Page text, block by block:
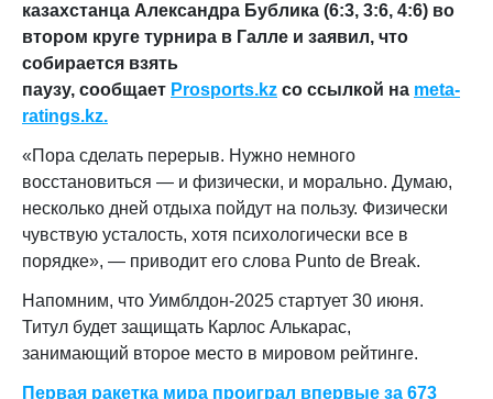
казахстанца Александра Бублика (6:3, 3:6, 4:6) во
втором круге турнира в Галле и заявил, что
собирается взять
паузу, сообщает Prosports.kz со ссылкой на meta-
ratings.kz.
«Пора сделать перерыв. Нужно немного
восстановиться — и физически, и морально. Думаю,
несколько дней отдыха пойдут на пользу. Физически
чувствую усталость, хотя психологически все в
порядке», — приводит его слова Punto de Break.
Напомним, что Уимблдон-2025 стартует 30 июня.
Титул будет защищать Карлос Алькарас,
занимающий второе место в мировом рейтинге.
Первая ракетка мира проиграл впервые за 673